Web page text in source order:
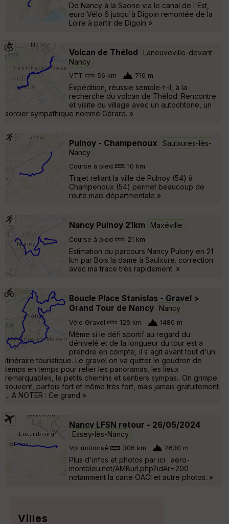
De Nancy à la Saone via le canal de l'Est,
euro Vélo 6 jusqu'à Digoin remontée de la
Loire à partir de Digoin »
Volcan de Thélod
Laneuveville-devant-
Nancy
VTT 56 km 710 m
Expédition, réussie semble-t-il, à la
recherche du volcan de Thélod. Rencontre
et visite du village avec un autochtone, un
sorcier sympathique nommé Gérard. »
Pulnoy - Champenoux
Saulxures-lès-
Nancy
Course à pied 10 km
Trajet reliant la ville de Pulnoy (54) à
Champenoux (54) permet beaucoup de
route mais départmentale »
Nancy Pulnoy 21km Maxéville
Course à pied 21 km
Estimation du parcours Nancy Pulony en 21
km par Bois la dame à Saulxure. correction
avec ma trace très rapidement. »
Boucle Place Stanislas - Gravel >
Grand Tour de Nancy
Nancy
Vélo Gravel 129 km 1480 m
Même si le défi sportif au regard du
dénivelé et de la longueur du tour est a
prendre en compte, il s'agit avant tout d'un
itinéraire touristique. Le gravel on va quitter le goudron de
temps en temps pour relier les panoramas, les lieux
remarquables, le petits chemins et sentiers sympas.. On grimpe
souvent, parfois fort et même très fort, mais jamais gratuitement
... A NOTER : Ce grand »
Nancy LFSN retour - 26/05/2024
Essey-lès-Nancy
Vol motorisé 306 km 2630 m
Plus d'infos et photos par ici : aero-
montbleu.net/AMBurl.php?idAr=200
notamment la carte OACI et autre photos. »
Villes